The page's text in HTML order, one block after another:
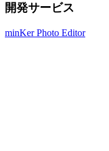
開発サービス
minKer Photo Editor